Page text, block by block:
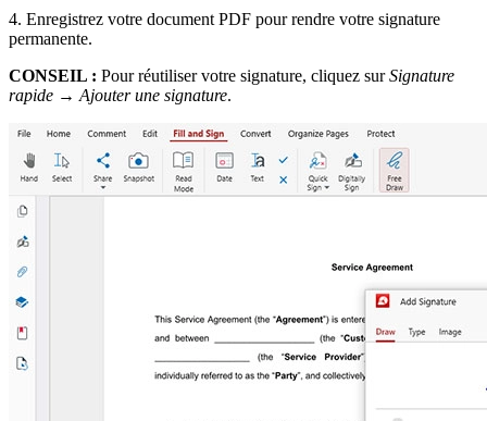
4. Enregistrez votre document PDF pour rendre votre signature
permanente.
CONSEIL : Pour réutiliser votre signature, cliquez surSignature
rapide → Ajouter une signature.